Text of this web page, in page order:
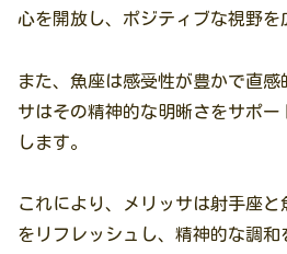
心を開放し、ポジティブな視野を
また、魚座は感受性が豊かで直感
サはその精神的な明晰さをサポ
します。
これにより、メリッサは射手座
をリフレッシュし、精神的な調和